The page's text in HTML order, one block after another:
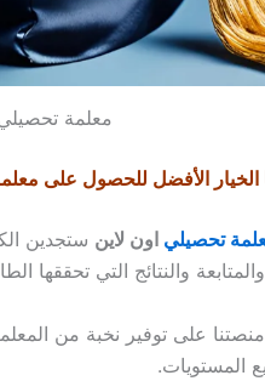
معلمة
الخيار الأفضل للحصول على
تحصيلي اون لاين ستجدين
والنتائج التي تحققها
على توفير نخبة من
المستويات.